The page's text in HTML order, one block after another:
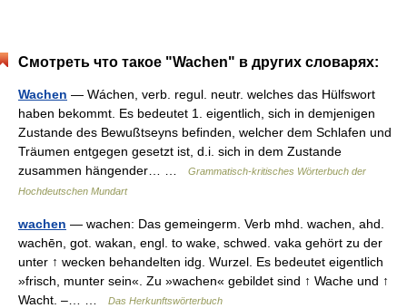
Смотреть что такое "Wachen" в других словарях:
Wachen — Wáchen, verb. regul. neutr. welches das Hülfswort
haben bekommt. Es bedeutet 1. eigentlich, sich in demjenigen
Zustande des Bewußtseyns befinden, welcher dem Schlafen und
Träumen entgegen gesetzt ist, d.i. sich in dem Zustande
zusammen hängender… …
Grammatisch-kritisches Wörterbuch der
Hochdeutschen Mundart
wachen — wachen: Das gemeingerm. Verb mhd. wachen, ahd.
wachēn, got. wakan, engl. to wake, schwed. vaka gehört zu der
unter ↑ wecken behandelten idg. Wurzel. Es bedeutet eigentlich
»frisch, munter sein«. Zu »wachen« gebildet sind ↑ Wache und ↑
Wacht. –… …
Das Herkunftswörterbuch